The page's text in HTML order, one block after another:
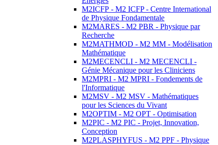
M2ICFP - M2 ICFP - Centre International
de Physique Fondamentale
M2MARES - M2 PBR - Physique par
Recherche
M2MATHMOD - M2 MM - Modélisation
Mathématique
M2MECENCLI - M2 MECENCLI -
Génie Mécanique pour les Cliniciens
M2MPRI - M2 MPRI - Fondements de
l'Informatique
M2MSV - M2 MSV - Mathématiques
pour les Sciences du Vivant
M2OPTIM - M2 OPT - Optimisation
M2PIC - M2 PIC - Projet, Innovation,
Conception
M2PLASPHYFUS - M2 PPF - Physique